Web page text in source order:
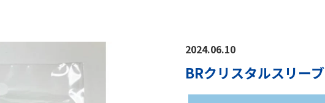
2024.06.10
BRクリスタルスリー